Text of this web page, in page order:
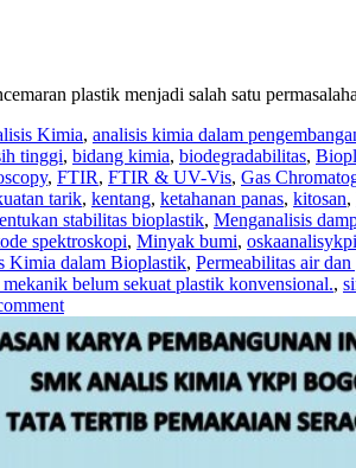
plastik menjadi salah satu
Kimia, analisis kimia dalam
tinggi, bidang kimia, biodegradabilitas,
, FTIR, FTIR & UV-Vis, Gas
tarik, kentang, ketahanan panas, kitosan,
stabilitas bioplastik, Menganalisis
spektroskopi, Minyak bumi, oskaanalisykpi
Kimia dalam Bioplastik, Permeabilitas air dan
mekanik belum sekuat plastik konvensional.,